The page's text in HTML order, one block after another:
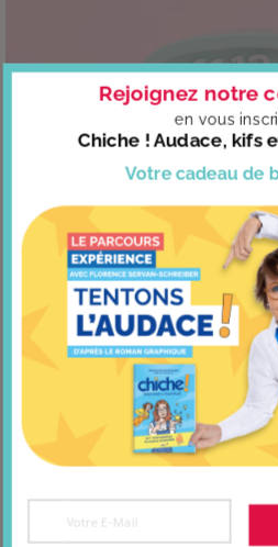
J’écoute mon
Votre cadeau de
Rejoignez notre
en vous
Chiche ! Audace, kifs